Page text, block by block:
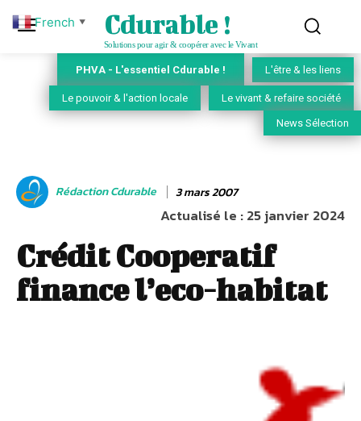
Cdurable !
Solutions pour agir & coopérer avec le Vivant
PHVA - L'essentiel Cdurable ! L'être & les liens
Le pouvoir & l'action locale Le vivant & refaire société
News Sélection
Rédaction Cdurable 3 mars 2007
Actualisé le :25 janvier 2024
Crédit Cooperatif
finance l’eco-habitat
French ▼